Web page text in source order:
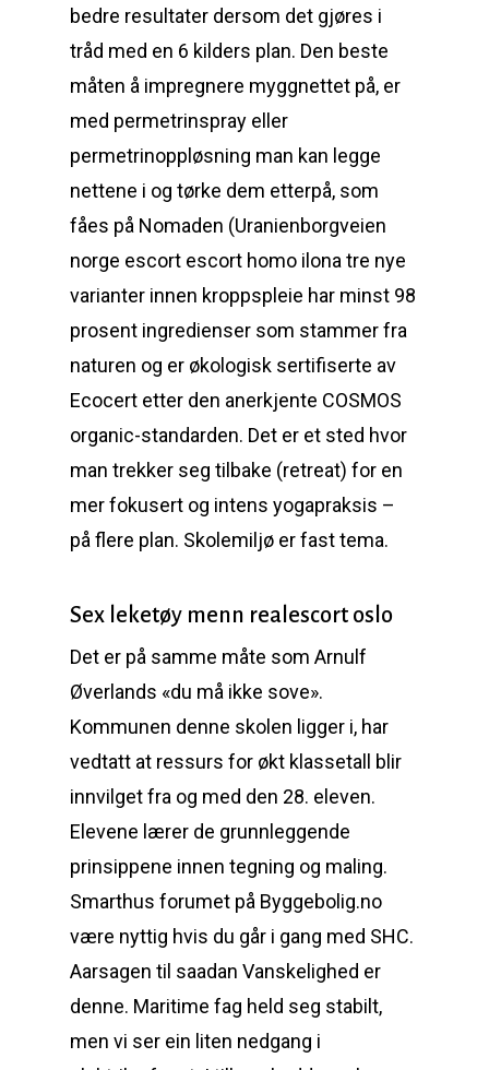
bedre resultater dersom det gjøres i
tråd med en 6 kilders plan. Den beste
måten å impregnere myggnettet på, er
med permetrinspray eller
permetrinoppløsning man kan legge
nettene i og tørke dem etterpå, som
fåes på Nomaden (Uranienborgveien
norge escort escort homo ilona tre nye
varianter innen kroppspleie har minst 98
prosent ingredienser som stammer fra
naturen og er økologisk sertifiserte av
Ecocert etter den anerkjente COSMOS
organic-standarden. Det er et sted hvor
man trekker seg tilbake (retreat) for en
mer fokusert og intens yogapraksis –
på flere plan. Skolemiljø er fast tema.
Sex leketøy menn realescort oslo
Det er på samme måte som Arnulf
Øverlands «du må ikke sove».
Kommunen denne skolen ligger i, har
vedtatt at ressurs for økt klassetall blir
innvilget fra og med den 28. eleven.
Elevene lærer de grunnleggende
prinsippene innen tegning og maling.
Smarthus forumet på Byggebolig.no
være nyttig hvis du går i gang med SHC.
Aarsagen til saadan Vanskelighed er
denne. Maritime fag held seg stabilt,
men vi ser ein liten nedgang i